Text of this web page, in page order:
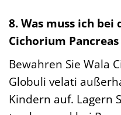
8. Was muss ich bei
Cichorium
Bewahren Sie Wala
Globuli velati
Kindern auf. Lagern